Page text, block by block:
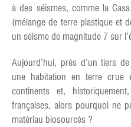
à des séismes, comme la
(mélange de terre plastique et
un séisme de magnitude 7 sur
Aujourd’hui, près d’un tiers
une habitation en terre
continents et,
françaises, alors pourquoi ne
matériau biosourcés ?